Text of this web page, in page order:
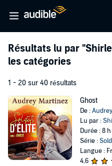
Résultats lu par
les catégories
1 - 20 sur 40 résultats
Ghost
De :
Lu par :
Durée : 8
Série :
Langue :
4,6